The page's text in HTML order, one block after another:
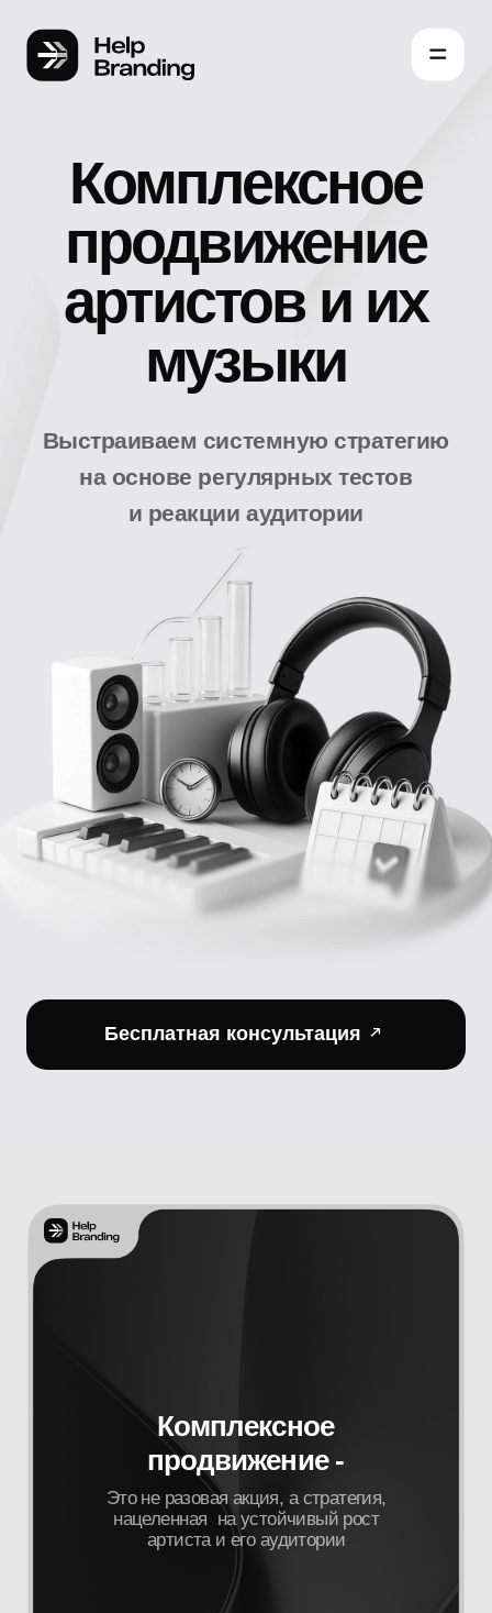
Выстраиваем системную стратегию
и реакции аудитории
Комплексное
продвижение
артистов и их
музыки
Бесплатная консультация
Комплексное
продвижение -
Мы выстраиваем
долгосрочную систему